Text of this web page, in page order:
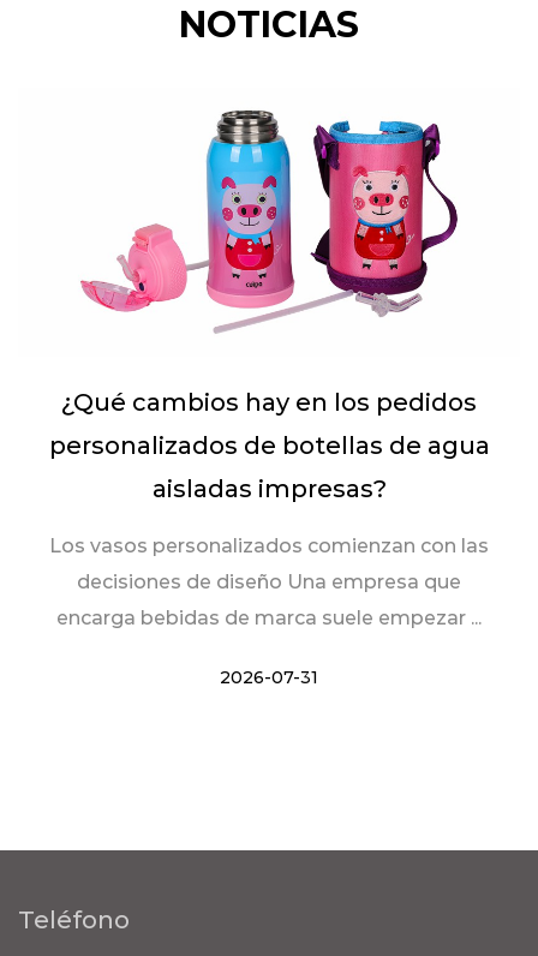
NOTICIAS
¿Qué cambios hay en los pedidos
personalizados de botellas de agua
aisladas impresas?
Los vasos personalizados comienzan con las
decisiones de diseño Una empresa que
encarga bebidas de marca suele empezar ...
2026-07-31
Teléfono